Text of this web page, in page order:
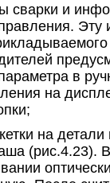
сварки и
в
на
на
(рис.4.23).